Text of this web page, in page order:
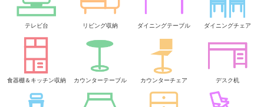
テレビ台 リビング収納 ダイニングテーブル ダイニングチェア
食器棚＆キッチン収納 カウンターテーブル カウンターチェア デスク机